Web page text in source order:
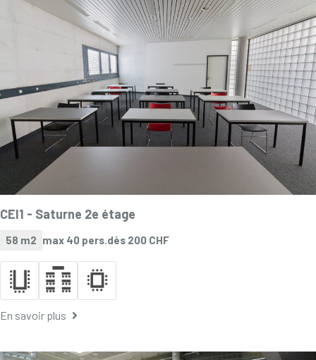
CEI1 - Saturne 2e étage
58 m2 max 40 pers.dès 200 CHF
En savoir plus